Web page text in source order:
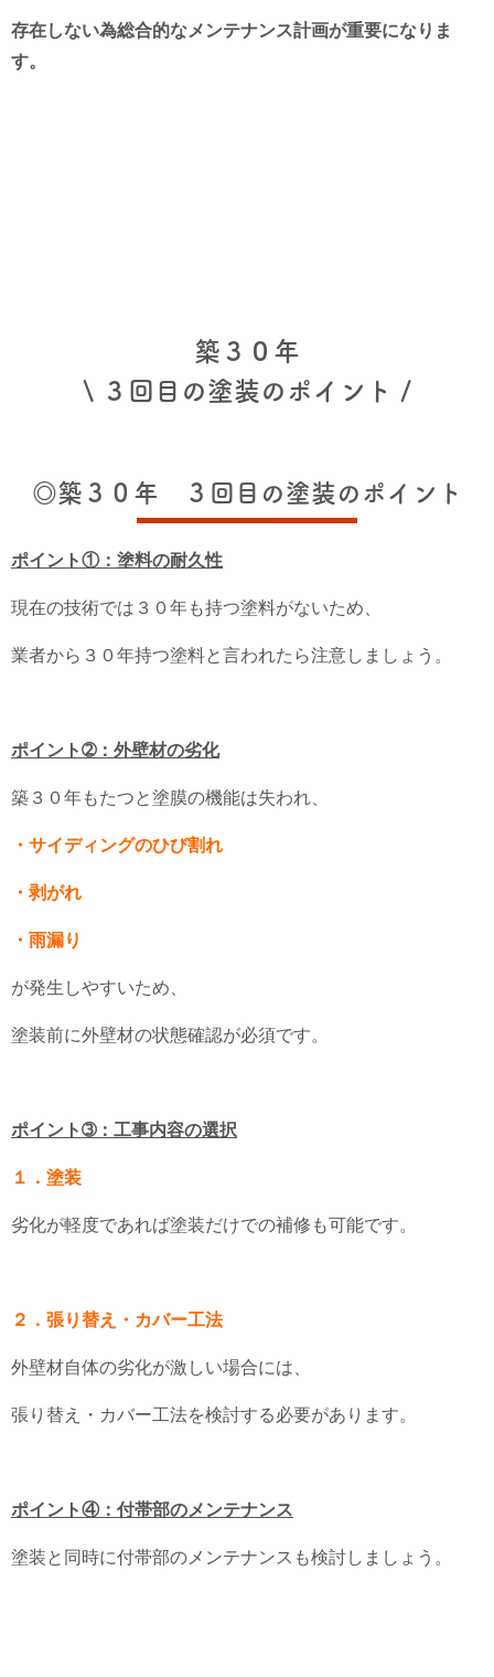
存在しない為総合的なメンテナンス計画が重要になりま
す。
築３０年
\ ３回目の塗装のポイント /
◎築３０年 ３回目の塗装のポイント
ポイント①：塗料の耐久性
現在の技術では３０年も持つ塗料がないため、
業者から３０年持つ塗料と言われたら注意しましょう。
ポイント➁：外壁材の劣化
築３０年もたつと塗膜の機能は失われ、
・サイディングのひび割れ
・剥がれ
・雨漏り
が発生しやすいため、
塗装前に外壁材の状態確認が必須です。
ポイント➂：工事内容の選択
１．塗装
劣化が軽度であれば塗装だけでの補修も可能です。
２．張り替え・カバー工法
外壁材自体の劣化が激しい場合には、
張り替え・カバー工法を検討する必要があります。
ポイント④：付帯部のメンテナンス
塗装と同時に付帯部のメンテナンスも検討しましょう。